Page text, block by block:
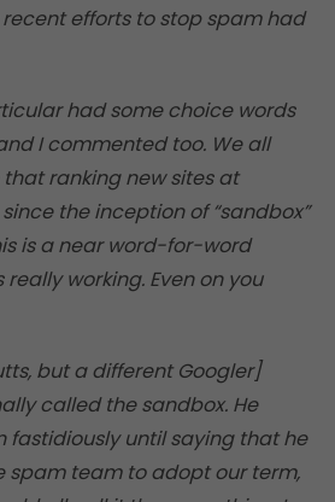
recent efforts to stop spam had
had some choice words
I commented too. We all
ranking new sites at
the inception of “sandbox”
is a near word-for-word
really working. Even on you
but a different Googler]
called the sandbox. He
fastidiously until saying that he
spam team to adopt our term,